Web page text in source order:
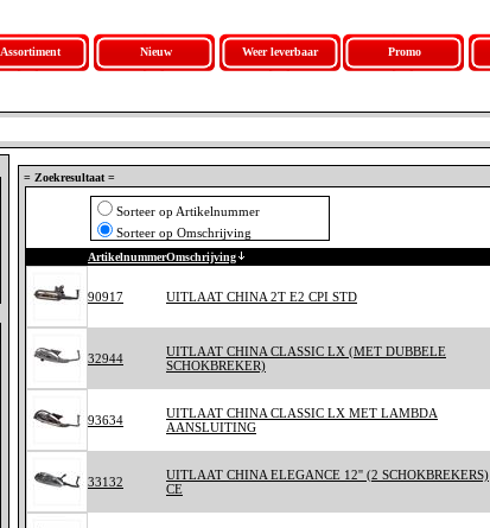
Assortiment Nieuw Weer leverbaar Promo
= Zoekresultaat =
Sorteer op Artikelnummer
Sorteer op Omschrijving
ArtikelnummerOmschrijving
90917 UITLAAT CHINA 2T E2 CPI STD
32944
UITLAAT CHINA CLASSIC LX (MET DUBBELE
SCHOKBREKER)
93634
UITLAAT CHINA CLASSIC LX MET LAMBDA
AANSLUITING
33132
UITLAAT CHINA ELEGANCE 12'' (2 SCHOKBREKERS)
CE